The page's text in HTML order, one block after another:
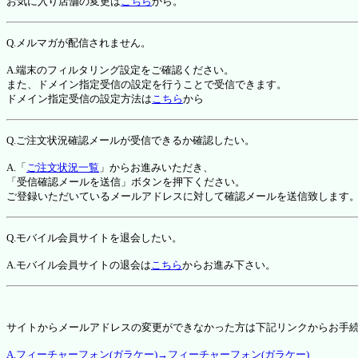
Q.メルマガが配信されません。
A.端末のフィルタリング設定をご確認ください。
また、ドメイン指定受信の設定を行うことで受信できます。
ドメイン指定受信の設定方法はこちらから
Q.ご注文状況確認メールが受信できるか確認したい。
A.「 ご注文状況一覧 」からお進みいただき、
「受信確認メールを送信」ボタンを押下ください。
ご登録いただいているメールアドレスに対して確認メールを送信致します。
Q.モバイル会員サイトを退会したい。
A.モバイル会員サイトの退会はこちらからお進み下さい。
サイトからメールアドレスの変更ができなかった方は下記リンクからお手
A.フィーチャーフォン(ガラケー)→フィーチャーフォン(ガラケー)